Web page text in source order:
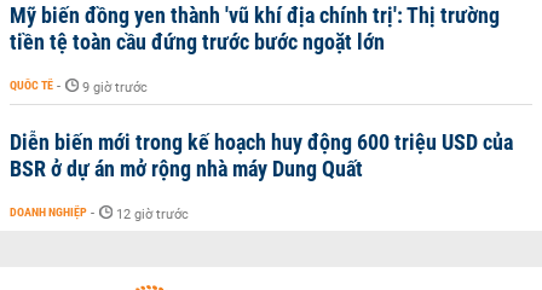
Mỹ biến đồng yen thành 'vũ khí địa chính trị': Thị trường
tiền tệ toàn cầu đứng trước bước ngoặt lớn
QUỐC TẾ - 9 giờ trước
Diễn biến mới trong kế hoạch huy động 600 triệu USD của
BSR ở dự án mở rộng nhà máy Dung Quất
DOANH NGHIỆP - 12 giờ trước